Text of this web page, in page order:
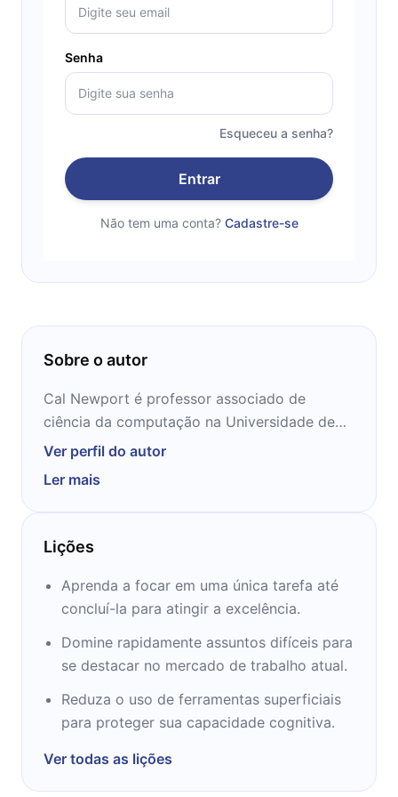
Senha
Esqueceu a senha?
Entrar
Não tem uma conta? Cadastre-se
Sobre o autor
Cal Newport é professor associado de
ciência da computação na Universidade de
Georgetown, especialista na teoria dos
Ph.D. do MIT em 2009 e formou-se no
Colégio Dartmouth em 2004.
Além de estudar os fundamentos teóricos da
nossa era digital como professor, Newport
também escreve sobre o impacto dessas
Seu livro mais recente, Deep Work (Grand
Central, 2016), argumenta que o foco é o
novo I.Q. na economia do conhecimento, e
capacidade de concentração sem distração
prosperarão. Na publicação, o Deep Work
Ver perfil do autor
Ler mais
Lições
Aprenda a focar em uma única tarefa até
concluí-la para atingir a excelência.
Domine rapidamente assuntos difíceis para
se destacar no mercado de trabalho atual.
Reduza o uso de ferramentas superficiais
para proteger sua capacidade cognitiva.
Ver todas as lições